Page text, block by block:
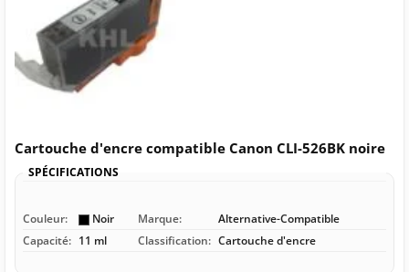
Cartouche d'encre compatible Canon CLI-526BK noire
SPÉCIFICATIONS
Couleur: Noir Marque:
Alternative-Compatible
Capacité: 11 ml Classification: Cartouche d'encre